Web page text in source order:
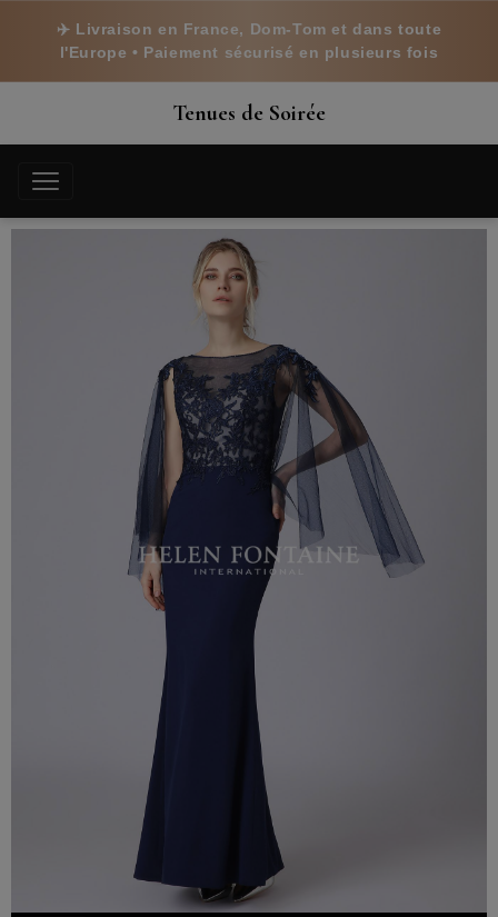
✈️ Livraison en France, Dom-Tom et dans toute
l'Europe • Paiement sécurisé en plusieurs fois
Tenues de Soirée